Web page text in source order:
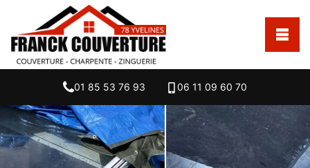
01 85 53 76 93 06 11 09 60 70